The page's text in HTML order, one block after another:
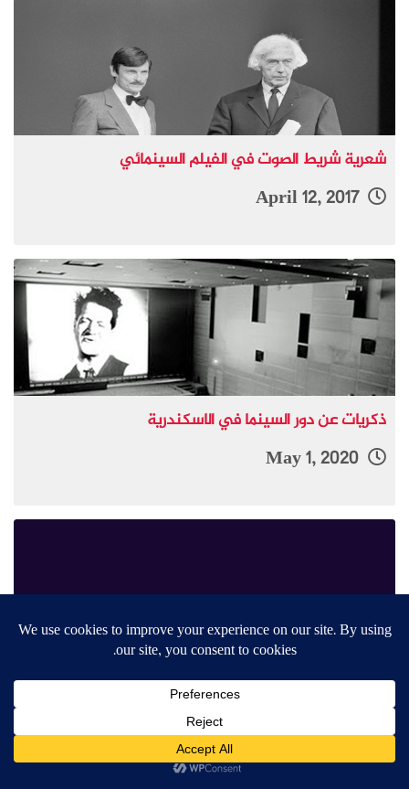
شعرية شريط الصوت في الفيلم السينمائي
April 12, 2017
ذكريات عن دور السينما في الاسكندرية
“مجازات الصورة” كتاب جديد لمحمد اشويكة